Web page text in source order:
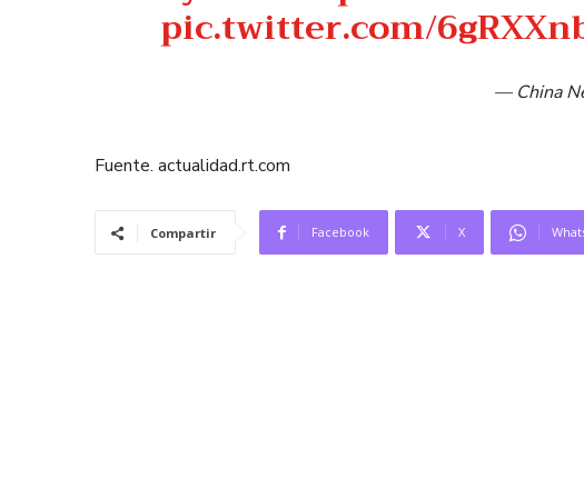
pic.twitter.com/
— China
Fuente. actualidad.rt.com
Compartir Facebook X